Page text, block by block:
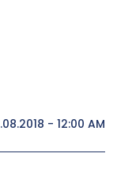
- 12:00 AM